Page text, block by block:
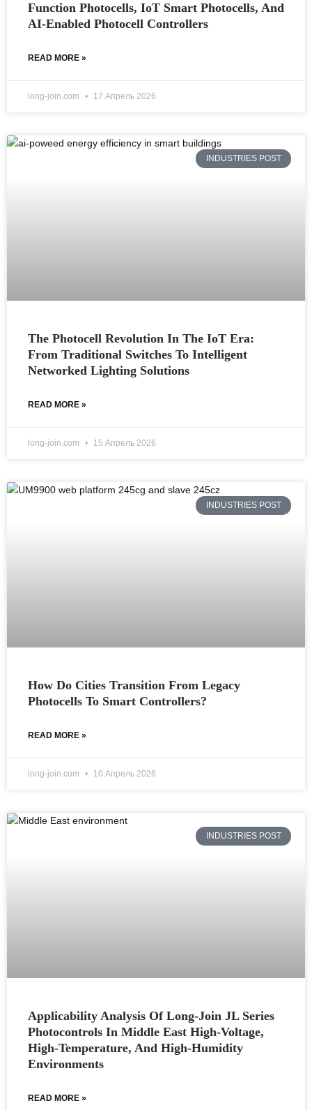
Function Photocells, IoT Smart Photocells, And
AI-Enabled Photocell Controllers
READ MORE »
long-join.com 17 Апрель 2026
INDUSTRIES POST
The Photocell Revolution In The IoT Era:
From Traditional Switches To Intelligent
Networked Lighting Solutions
READ MORE »
long-join.com 15 Апрель 2026
INDUSTRIES POST
How Do Cities Transition From Legacy
Photocells To Smart Controllers?
READ MORE »
long-join.com 10 Апрель 2026
INDUSTRIES POST
Applicability Analysis Of Long-Join JL Series
Photocontrols In Middle East High-Voltage,
High-Temperature, And High-Humidity
Environments
READ MORE »